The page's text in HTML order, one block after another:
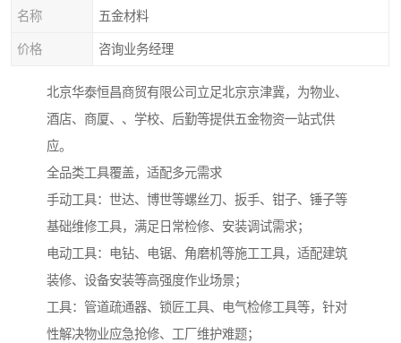
名称 五金材料
价格 咨询业务经理
北京华泰恒昌商贸有限公司立足北京京津冀，为物业、
酒店、商厦、、学校、后勤等提供五金物资一站式供
应。
全品类工具覆盖，适配多元需求​
手动工具：世达、博世等螺丝刀、扳手、钳子、锤子等
基础维修工具，满足日常检修、安装调试需求；​
电动工具：电钻、电锯、角磨机等施工工具，适配建筑
装修、设备安装等高强度作业场景；​
工具：管道疏通器、锁匠工具、电气检修工具等，针对
性解决物业应急抢修、工厂维护难题；​